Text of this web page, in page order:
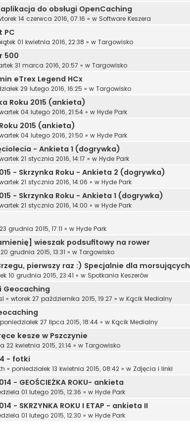
do obsługi OpenCaching
14 czerwca 2016, 07:16 » w Software Keszera
PC
01 kwietnia 2016, 22:38 » w Targowisko
500
31 marca 2016, 20:57 » w Targowisko
eTrex Legend HCx
29 lutego 2016, 16:25 » w Targowisko
Roku 2015 (ankieta)
04 lutego 2016, 21:54 » w Hyde Park
2015 (ankieta)
04 lutego 2016, 21:50 » w Hyde Park
- Ankieta 1 (dogrywka)
21 stycznia 2016, 14:17 » w Hyde Park
- Skrzynka Roku - Ankieta 2 (dogrywka)
21 stycznia 2016, 14:06 » w Hyde Park
- Skrzynka Roku - Ankieta 1 (dogrywka)
21 stycznia 2016, 14:00 » w Hyde Park
grudnia 2015, 17:11 » w Hyde Park
wieszak podsufitowy na rower
grudnia 2015, 13:31 » w Targowisko
pierwszy raz :) Specjalnie dla morsujących
10 grudnia 2015, 23:41 » w Spotkania Keszerów
Geocaching
» wtorek 27 października 2015, 19:27 » w Kącik Medialny
poniedziałek 27 lipca 2015, 18:44 » w Kącik Medialny
kesze w Pszczynie
22 kwietnia 2015, 21:14 » w Targowisko
- fotki
» poniedziałek 13 kwietnia 2015, 08:42 » w Zdjęcia i linki
- GEOŚCIEŻKA ROKU- ankieta
01 lutego 2015, 12:36 » w Hyde Park
- SKRZYNKA ROKU I ETAP - ankieta II
01 lutego 2015, 12:30 » w Hyde Park